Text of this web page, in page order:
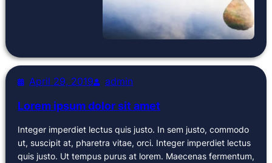
April 29, 2019 admin
Lorem ipsum dolor sit amet
Integer imperdiet lectus quis justo. In sem justo, commodo
ut, suscipit at, pharetra vitae, orci. Integer imperdiet lectus
quis justo. Ut tempus purus at lorem. Maecenas fermentum,